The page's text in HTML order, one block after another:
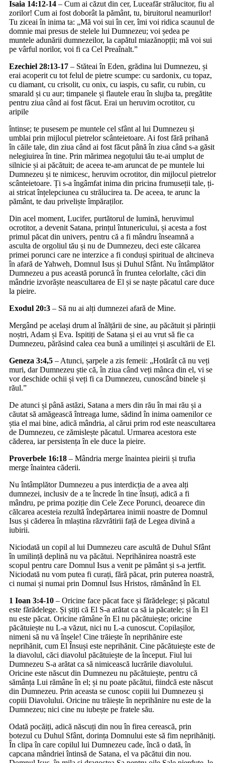
Isaia 14:12-14 – Cum ai căzut din cer, Luceafăr strălucitor, fiu al
zorilor! Cum ai fost doborât la pământ, tu, biruitorul neamurilor!
Tu ziceai în inima ta: „Mă voi sui în cer, îmi voi ridica scaunul de
domnie mai presus de stelele lui Dumnezeu; voi ședea pe
muntele adunării dumnezeilor, la capătul miazănopții; mă voi sui
pe vârful norilor, voi fi ca Cel Preaînalt.”
Ezechiel 28:13-17 – Stăteai în Eden, grădina lui Dumnezeu, și
erai acoperit cu tot felul de pietre scumpe: cu sardonix, cu topaz,
cu diamant, cu crisolit, cu onix, cu iaspis, cu safir, cu rubin, cu
smarald și cu aur; timpanele și flautele erau în slujba ta, pregătite
pentru ziua când ai fost făcut. Erai un heruvim ocrotitor, cu
aripile
întinse; te pusesem pe muntele cel sfânt al lui Dumnezeu și
umblai prin mijlocul pietrelor scânteietoare. Ai fost fără prihană
în căile tale, din ziua când ai fost făcut până în ziua când s-a găsit
nelegiuirea în tine. Prin mărimea negoțului tău te-ai umplut de
silnicie și ai păcătuit; de aceea te-am aruncat de pe muntele lui
Dumnezeu și te nimicesc, heruvim ocrotitor, din mijlocul pietrelor
scânteietoare. Ți s-a îngâmfat inima din pricina frumuseții tale, ți-
ai stricat înțelepciunea cu strălucirea ta. De aceea, te arunc la
pământ, te dau priveliște împăraților.
Din acel moment, Lucifer, purtătorul de lumină, heruvimul
ocrotitor, a devenit Satana, prințul întunericului, și acesta a fost
primul păcat din univers, pentru că a fi mândru înseamnă a
asculta de orgoliul tău și nu de Dumnezeu, deci este călcarea
primei porunci care ne interzice a fi conduși spiritual de altcineva
în afară de Yahweh, Domnul Isus și Duhul Sfânt. Nu întâmplător
Dumnezeu a pus această poruncă în fruntea celorlalte, căci din
mândrie izvorăște neascultarea de El și se naște păcatul care duce
la pieire.
Exodul 20:3 – Să nu ai alți dumnezei afară de Mine.
Mergând pe același drum al înălțării de sine, au păcătuit și părinții
noștri, Adam și Eva. Ispitiți de Satana și ei au vrut să fie ca
Dumnezeu, părăsind calea cea bună a umilinței și ascultării de El.
Geneza 3:4,5 – Atunci, șarpele a zis femeii: „Hotărât că nu veți
muri, dar Dumnezeu știe că, în ziua când veți mânca din el, vi se
vor deschide ochii și veți fi ca Dumnezeu, cunoscând binele și
răul.”
De atunci și până astăzi, Satana a mers din rău în mai rău și a
căutat să amăgească întreaga lume, sădind în inima oamenilor ce
știa el mai bine, adică mândria, al cărui prim rod este neascultarea
de Dumnezeu, ce zămislește păcatul. Urmarea acestora este
căderea, iar persistența în ele duce la pieire.
Proverbele 16:18 – Mândria merge înaintea pieirii și trufia
merge înaintea căderii.
Nu întâmplător Dumnezeu a pus interdicția de a avea alți
dumnezei, inclusiv de a te încrede în tine însuți, adică a fi
mândru, pe prima poziție din Cele Zece Porunci, deoarece din
călcarea acesteia rezultă îndepărtarea inimii noastre de Domnul
Isus și căderea în mlaștina răzvrătirii față de Legea divină a
iubirii.
Niciodată un copil al lui Dumnezeu care ascultă de Duhul Sfânt
în umilință deplină nu va păcătui. Neprihănirea noastră este
scopul pentru care Domnul Isus a venit pe pământ și s-a jertfit.
Niciodată nu vom putea fi curați, fără păcat, prin puterea noastră,
ci numai și numai prin Domnul Isus Hristos, rămânând în El.
1 Ioan 3:4-10 – Oricine face păcat face și fărădelege; și păcatul
este fărădelege. Și știți că El S-a arătat ca să ia păcatele; și în El
nu este păcat. Oricine rămâne în El nu păcătuiește; oricine
păcătuiește nu L-a văzut, nici nu L-a cunoscut. Copilașilor,
nimeni să nu vă înșele! Cine trăiește în neprihănire este
neprihănit, cum El Însuși este neprihănit. Cine păcătuiește este de
la diavolul, căci diavolul păcătuiește de la început. Fiul lui
Dumnezeu S-a arătat ca să nimicească lucrările diavolului.
Oricine este născut din Dumnezeu nu păcătuiește, pentru că
sămânța Lui rămâne în el; și nu poate păcătui, fiindcă este născut
din Dumnezeu. Prin aceasta se cunosc copiii lui Dumnezeu și
copiii Diavolului. Oricine nu trăiește în neprihănire nu este de la
Dumnezeu; nici cine nu iubește pe fratele său.
Odată pocăiți, adică născuți din nou în firea cerească, prin
botezul cu Duhul Sfânt, dorința Domnului este să fim neprihăniți.
În clipa în care copilul lui Dumnezeu cade, încă o dată, în
capcana mândriei întinsă de Satana, el va păcătui din nou.